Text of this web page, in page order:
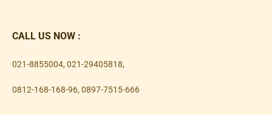
CALL US NOW :
021-8855004, 021-29405818,
0812-168-168-96, 0897-7515-666